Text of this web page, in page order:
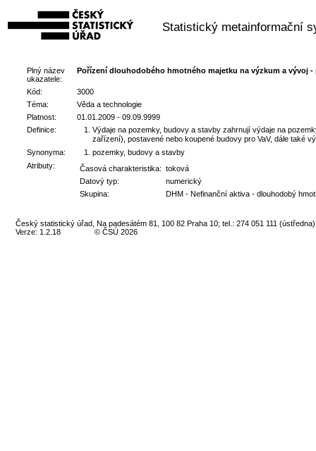
Statistický metainformační
Plný název
ukazatele:
Pořízení dlouhodobého hmotného majetku na výzkum a vývoj -
Kód:
3000
Téma:
Věda a technologie
Platnost:
01.01.2009 - 09.09.9999
Definice:
Výdaje na pozemky, budovy a stavby zahrnují výdaje na
zařízení), postavené nebo koupené budovy pro VaV, dále také
Synonyma:
pozemky, budovy a stavby
Atributy:
Časová charakteristika: toková
Datový typ:
numerický
Skupina:
DHM - Nefinanční aktiva - dlouhodobý
Český statistický úřad, Na padesátém 81, 100 82 Praha 10; tel.: 274 051 111 (ústředna)
Verze: 1.2.18
© ČSÚ 2026